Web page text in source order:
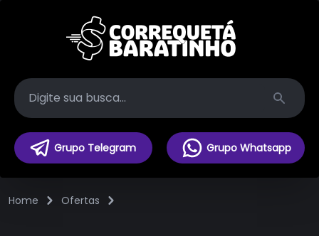
Search
Grupo Telegram Grupo Whatsapp
Home Ofertas